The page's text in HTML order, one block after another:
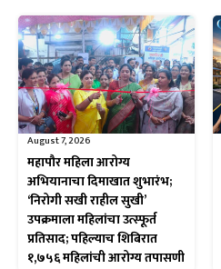
August 7, 2026
महापौर महिला आरोग्य
अभियानाचा दिमाखात शुभारंभ;
‘निरोगी सखी राहील सुखी’
उपक्रमाला महिलांचा उत्स्फूर्त
प्रतिसाद; पहिल्याच शिबिरात
१,७५६ महिलांची आरोग्य तपासणी